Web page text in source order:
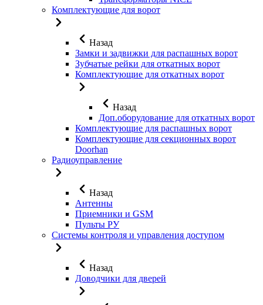
Комплектующие для ворот
Назад
Замки и задвижки для распашных ворот
Зубчатые рейки для откатных ворот
Комплектующие для откатных ворот
Назад
Доп.оборудование для откатных ворот
Комплектующие для распашных ворот
Комплектующие для секционных ворот
Doorhan
Радиоуправление
Назад
Антенны
Приемники и GSM
Пульты РУ
Системы контроля и управления доступом
Назад
Доводчики для дверей